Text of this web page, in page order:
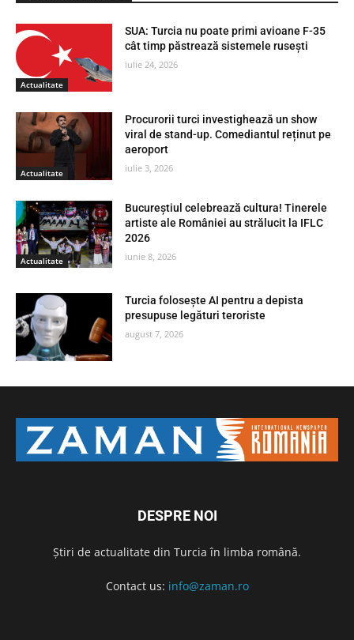
Actualitate
SUA: Turcia nu poate primi avioane F-35
cât timp păstrează sistemele rusești
iulie 24, 2026
Actualitate
Procurorii turci investighează un show
viral de stand-up. Comediantul reținut pe
aeroport
iulie 3, 2026
Actualitate
Bucureștiul celebrează cultura! Tinerele
artiste ale României au strălucit la IFLC
2026
iunie 8, 2026
Turcia folosește AI pentru a depista
presupuse legături teroriste
august 7, 2026
DESPRE NOI
Știri de actualitate din Turcia în limba română.
Contact us: info@zaman.ro